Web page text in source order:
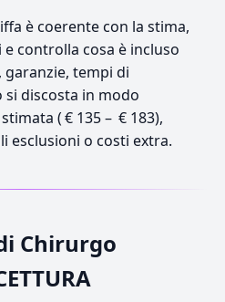
è coerente con la stima,
controlla cosa è incluso
tempi di
si discosta in modo
( € 135 – € 183),
esclusioni o costi extra.
Chirurgo